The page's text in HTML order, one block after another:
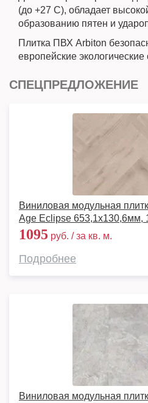
(до +27 С), обладает
образованию пятен и
Плитка ПВХ Arbiton
европейские
СПЕЦПРЕДЛОЖЕНИЕ
Виниловая модульная
Age Eclipse 653,1х130,6мм,
1095 руб. / за кв. м.
Подробнее
Виниловая модульная